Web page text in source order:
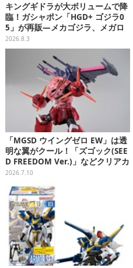
キングギドラが大ボリュームで降
臨！ガシャポン「HGD+ ゴジラ0
5」が再販―メカゴジラ、メガロ
なども揃った全4種
2026.8.3
「MGSD ウイングゼロ EW」は透
明な翼がクール！「ズゴック(SEE
D FREEDOM Ver.)」などクリアカ
ラーのガンプラ3商品を一挙チェ
2026.7.10